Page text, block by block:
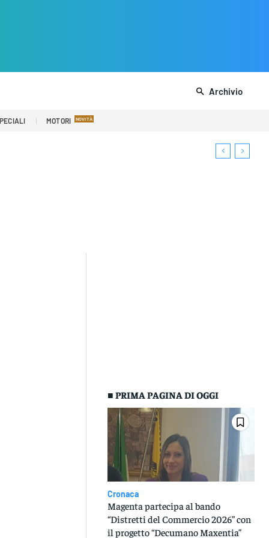
Archivio
MOTORI
■ PRIMA PAGINA DI OGGI
Cronaca
Magenta partecipa al bando
“Distretti del Commercio 2026” con
il progetto “Decumano Maxentia”